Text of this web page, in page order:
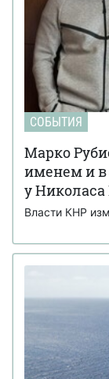
СОБЫТИЯ
Марко
именем и в
у
Власти КНР